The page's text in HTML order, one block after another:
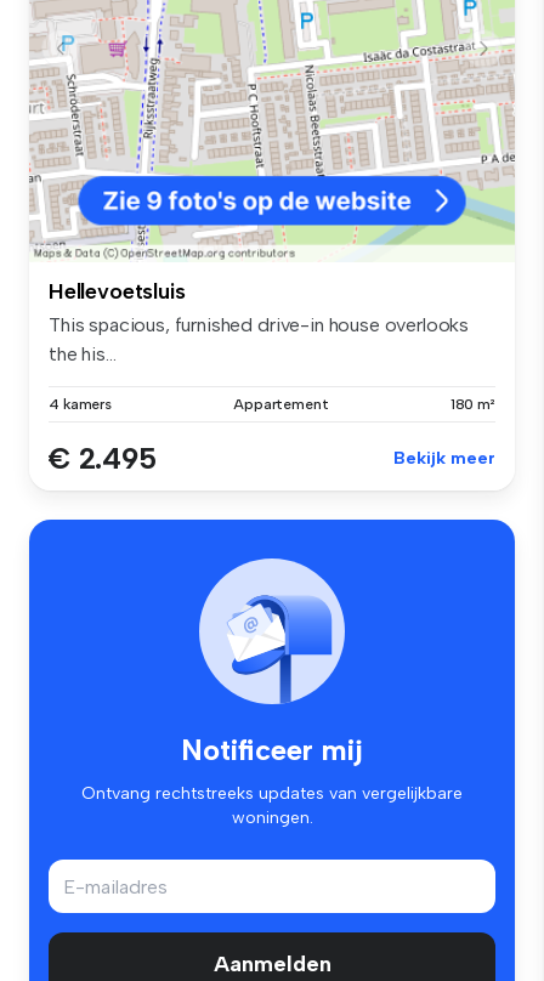
Hellevoetsluis
This spacious, furnished drive-in house overlooks
the his...
4 kamers Appartement 180 m²
€ 2.495 Bekijk meer
Notificeer mij
Ontvang rechtstreeks updates van vergelijkbare
woningen.
Aanmelden